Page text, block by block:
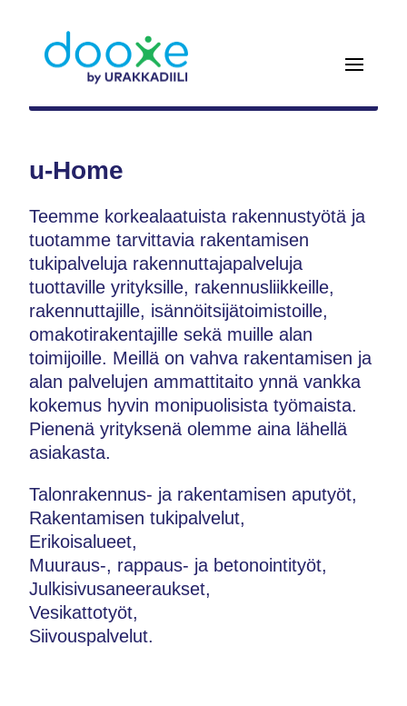
u-Home
Teemme korkealaatuista rakennustyötä ja
tuotamme tarvittavia rakentamisen
tukipalveluja rakennuttajapalveluja
tuottaville yrityksille, rakennusliikkeille,
rakennuttajille, isännöitsijätoimistoille,
omakotirakentajille sekä muille alan
toimijoille. Meillä on vahva rakentamisen ja
alan palvelujen ammattitaito ynnä vankka
kokemus hyvin monipuolisista työmaista.
Pienenä yrityksenä olemme aina lähellä
asiakasta.
Talonrakennus- ja rakentamisen aputyöt,
Rakentamisen tukipalvelut,
Erikoisalueet,
Muuraus-, rappaus- ja betonointityöt,
Julkisivusaneeraukset,
Vesikattotyöt,
Siivouspalvelut.